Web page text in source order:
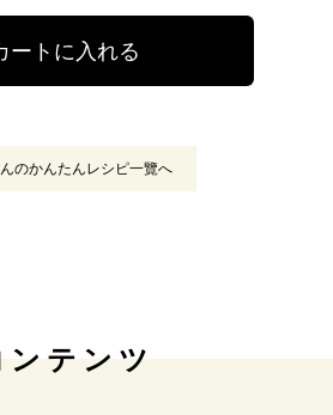
のかんたんレシピ一覽へ
ンテンツ